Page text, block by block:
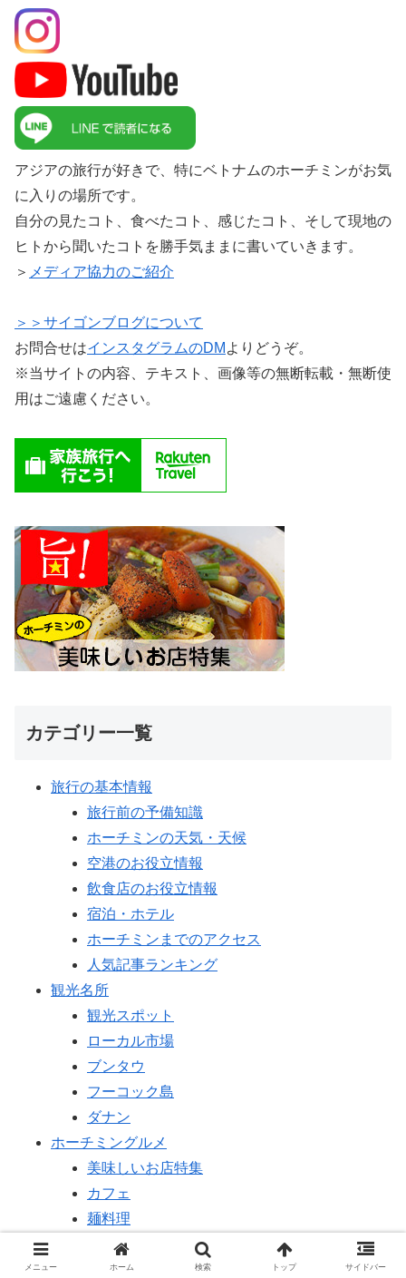
アジアの旅行が好きで、特にベトナムのホーチミンがお気
に入りの場所です。
自分の見たコト、食べたコト、感じたコト、そして現地の
ヒトから聞いたコトを勝手気ままに書いていきます。
＞ メディア協力のご紹介
＞＞サイゴンブログについて
お問合せはインスタグラムのDM よりどうぞ。
※当サイトの内容、テキスト、画像等の無断転載・無断使
用はご遠慮ください。
カテゴリー一覧
旅行の基本情報
旅行前の予備知識
ホーチミンの天気・天候
空港のお役立情報
飲食店のお役立情報
宿泊・ホテル
ホーチミンまでのアクセス
人気記事ランキング
観光名所
観光スポット
ローカル市場
ブンタウ
フーコック島
ダナン
ホーチミングルメ
美味しいお店特集
カフェ
麺料理
フルーツ＆スイーツ
バインミー
メニュー ホーム 検索 トップ サイドバー